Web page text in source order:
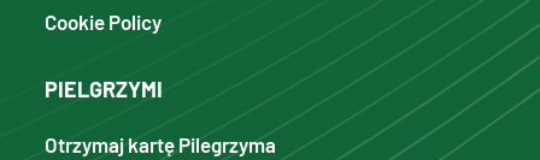
Cookie Policy
PIELGRZYMI
Otrzymaj kartę Pilegrzyma